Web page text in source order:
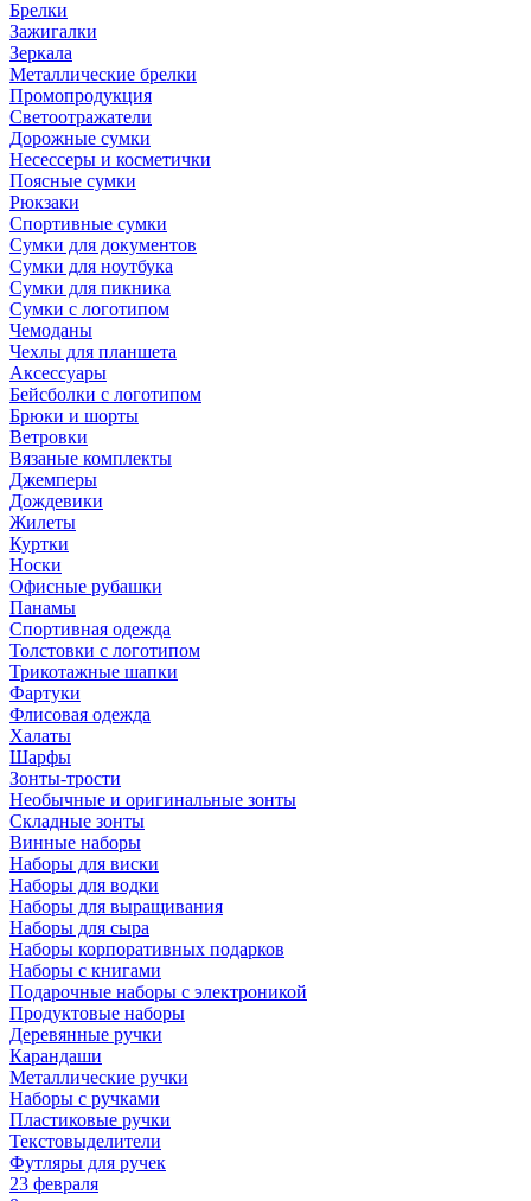
Брелки
Зажигалки
Зеркала
Металлические брелки
Промопродукция
Светоотражатели
Дорожные сумки
Несессеры и косметички
Поясные сумки
Рюкзаки
Спортивные сумки
Сумки для документов
Сумки для ноутбука
Сумки для пикника
Сумки с логотипом
Чемоданы
Чехлы для планшета
Аксессуары
Бейсболки с логотипом
Брюки и шорты
Ветровки
Вязаные комплекты
Джемперы
Дождевики
Жилеты
Куртки
Носки
Офисные рубашки
Панамы
Спортивная одежда
Толстовки с логотипом
Трикотажные шапки
Фартуки
Флисовая одежда
Халаты
Шарфы
Зонты-трости
Необычные и оригинальные зонты
Складные зонты
Винные наборы
Наборы для виски
Наборы для водки
Наборы для выращивания
Наборы для сыра
Наборы корпоративных подарков
Наборы с книгами
Подарочные наборы с электроникой
Продуктовые наборы
Деревянные ручки
Карандаши
Металлические ручки
Наборы с ручками
Пластиковые ручки
Текстовыделители
Футляры для ручек
23 февраля